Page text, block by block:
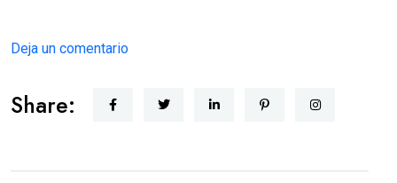
Deja un comentario
Share: